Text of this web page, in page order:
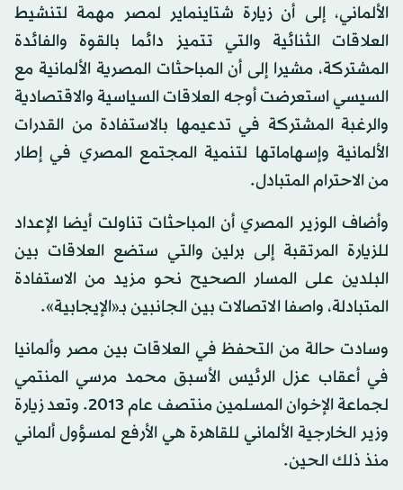
الألماني، إلى أن زيارة شتاينماير لمصر مهمة لتنشيط
العلاقات الثنائية والتي تتميز دائما بالقوة والفائدة
المشتركة، مشيرا إلى أن المباحثات المصرية الألمانية مع
السيسي استعرضت أوجه العلاقات السياسية والاقتصادية
والرغبة المشتركة في تدعيمها بالاستفادة من القدرات
الألمانية وإسهاماتها لتنمية المجتمع المصري في إطار
من الاحترام المتبادل.
وأضاف الوزير المصري أن المباحثات تناولت أيضا الإعداد
للزيارة المرتقبة إلى برلين والتي ستضع العلاقات بين
البلدين على المسار الصحيح نحو مزيد من الاستفادة
المتبادلة، واصفا الاتصالات بين الجانبين بـ«الإيجابية».
وسادت حالة من التحفظ في العلاقات بين مصر وألمانيا
في أعقاب عزل الرئيس الأسبق محمد مرسي المنتمي
لجماعة الإخوان المسلمين منتصف عام 2013. وتعد زيارة
وزير الخارجية الألماني للقاهرة هي الأرفع لمسؤول ألماني
منذ ذلك الحين.